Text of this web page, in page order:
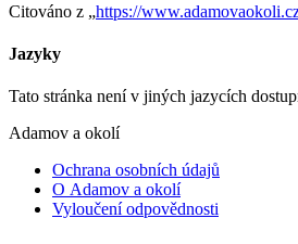
Citováno z „https://
Jazyky
Tato stránka není v jiných jazycích
Adamov a okolí
Ochrana osobních údajů
O Adamov a okolí
Vyloučení odpovědnosti